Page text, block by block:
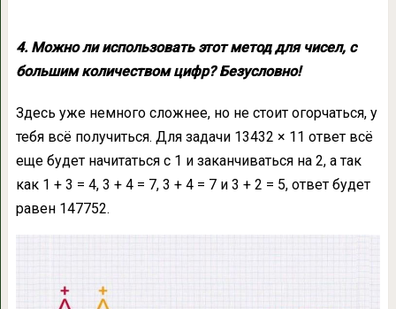
4. Можно ли использовать этот метод для чисел, с
большим количеством цифр? Безусловно!
Здесь уже немного сложнее, но не стоит огорчаться, у
тебя всё получиться. Для задачи 13432 × 11 ответ всё
еще будет начитаться с 1 и заканчиваться на 2, а так
как 1 + 3 = 4, 3 + 4 = 7, 3 + 4 = 7 и 3 + 2 = 5, ответ будет
равен 147752.